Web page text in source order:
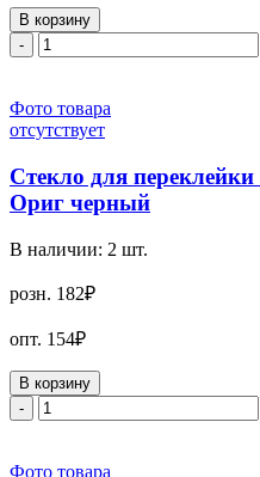
В корзину
-
Фото товара
отсутствует
Стекло для
Ориг черный
В наличии: 2 шт.
розн. 182₽
опт. 154₽
В корзину
-
Фото товара